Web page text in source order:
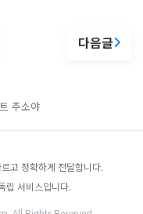
다음글
주소야
고 정확하게 전달합니다.
립 서비스입니다.